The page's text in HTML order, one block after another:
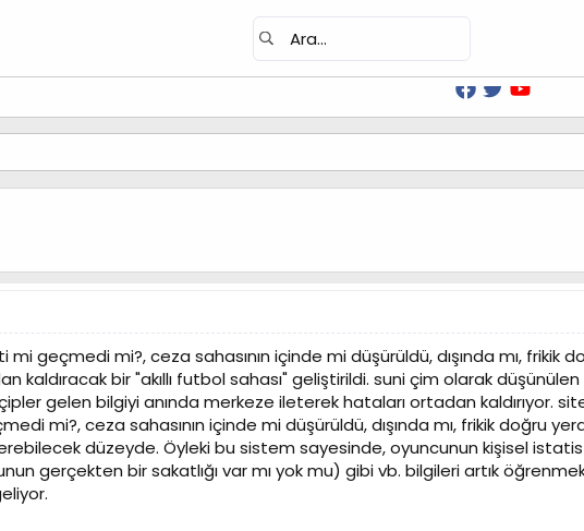
geçmedi mi?, ceza sahasının içinde mi düşürüldü, dışında mı, frikik
kaldıracak bir "akıllı futbol sahası" geliştirildi. suni çim olarak
gelen bilgiyi anında merkeze ileterek hataları ortadan kaldırıyor.
mi?, ceza sahasının içinde mi düşürüldü, dışında mı, frikik doğru
düzeyde. Öyleki bu sistem sayesinde, oyuncunun kişisel
gerçekten bir sakatlığı var mı yok mu) gibi vb. bilgileri artık